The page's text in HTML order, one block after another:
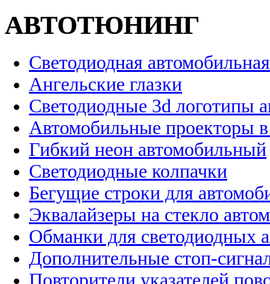
АВТОТЮНИНГ
Светодиодная
Ангельские глазки
Светодиодные 3d логотипы
Автомобильные проекторы
Гибкий неон автомобильный
Светодиодные колпачки
Бегущие строки для
Эквалайзеры на стекло
Обманки для светодиодных
Дополнительные стоп-